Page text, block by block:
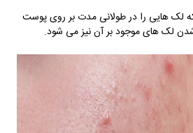
لک هایی را در طولانی مدت بر روی پوست
شدن لک های موجود بر آن نیز می شود.